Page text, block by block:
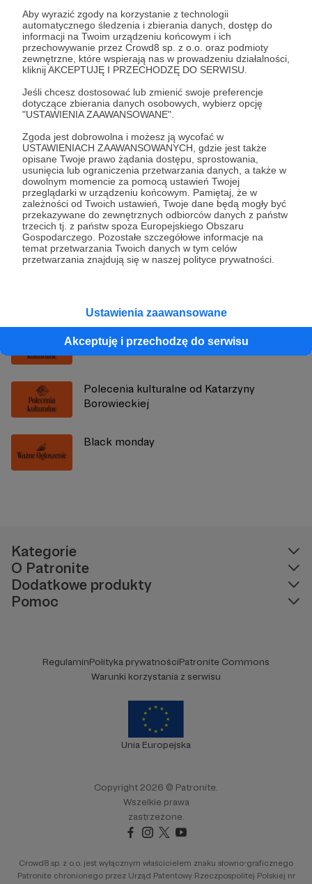
Aby wyrazić zgody na korzystanie z technologii
automatycznego śledzenia i zbierania danych, dostęp do
informacji na Twoim urządzeniu końcowym i ich
przechowywanie przez Crowd8 sp. z o.o. oraz podmioty
zewnętrzne, które wspierają nas w prowadzeniu działalności,
kliknij AKCEPTUJĘ I PRZECHODZĘ DO SERWISU.
Jeśli chcesz dostosować lub zmienić swoje preferencje
dotyczące zbierania danych osobowych, wybierz opcję
"USTAWIENIA ZAAWANSOWANE".
Zgoda jest dobrowolna i możesz ją wycofać w
USTAWIENIACH ZAAWANSOWANYCH, gdzie jest także
opisane Twoje prawo żądania dostępu, sprostowania,
usunięcia lub ograniczenia przetwarzania danych, a także w
dowolnym momencie za pomocą ustawień Twojej
przeglądarki w urządzeniu końcowym. Pamiętaj, że w
zależności od Twoich ustawień, Twoje dane będą mogły być
przekazywane do zewnętrznych odbiorców danych z państw
trzecich tj. z państw spoza Europejskiego Obszaru
Gospodarczego. Pozostałe szczegółowe informacje na
temat przetwarzania Twoich danych w tym celów
przetwarzania znajdują się w naszej polityce prywatności.
Ustawienia zaawansowane
Akceptuję i przechodzę do serwisu
Zaloguj się
przegląd aktualności
Udostępnij
Radio 357
Zobacz profil autora
Polecenia kulturalne od Ani Dudzińskiej
Polecenia kulturalne od Katarzyny
Borowieckiej
Black monday
Kategorie
O Patronite
Dodatkowe produkty
Pomoc
RegulaminPolityka prywatnościPatronite Commons
Warunki korzystania z serwisu
Unia Europejska
Copyright 2026 © Patronite.
Wszelkie prawa
zastrzeżone.
Crowd8 sp. z o.o. jest wyłącznym właścicielem znaku słowno-graficznego
Patronite chronionego przez Urząd Patentowy Rzeczpospolitej Polskiej nr